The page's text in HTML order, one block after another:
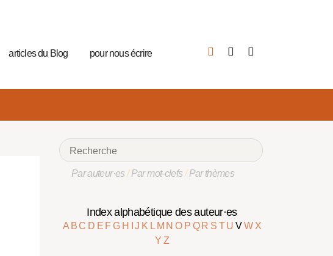
articles du Blog pour nous écrire
Par auteur·es/Par mot-clefs/Par thèmes
Index alphabétique des auteur·es
A BC D E FG H IJ K L M NO P Q R S TUVW X
Y Z